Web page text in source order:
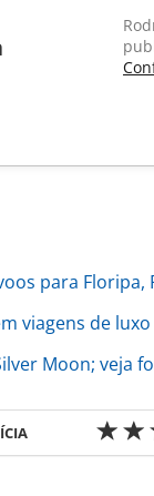
para Floripa,
viagens de luxo
Moon; veja